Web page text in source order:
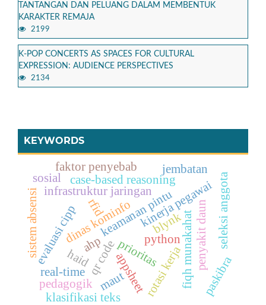
TANTANGAN DAN PELUANG DALAM MEMBENTUK
KARAKTER REMAJA
2199
K-POP CONCERTS AS SPACES FOR CULTURAL
EXPRESSION: AUDIENCE PERSPECTIVES
2134
KEYWORDS
kinerja pegawai
qr code
keamanan pintu
blynk
infrastruktur jaringan
ahp prioritas
dinas kominfo fiqh munakahat
rotasi kerja
evaluasi cipp
sistem absensi
real-time
rfid
appsheet
penyakit daun
paskibra
seleksi anggota
case-based reasoning
jembatan
maut
faktor penyebab
python
klasifikasi teks
haid
pedagogik
sosial